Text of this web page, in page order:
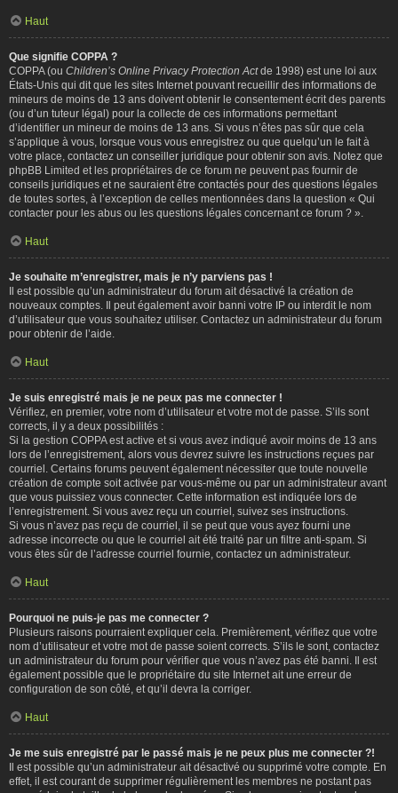
Haut
Que signifie COPPA ?
COPPA (ou Children’s Online Privacy Protection Actde 1998) est une loi aux
États-Unis qui dit que les sites Internet pouvant recueillir des informations de
mineurs de moins de 13 ans doivent obtenir le consentement écrit des parents
(ou d’un tuteur légal) pour la collecte de ces informations permettant
d’identifier un mineur de moins de 13 ans. Si vous n’êtes pas sûr que cela
s’applique à vous, lorsque vous vous enregistrez ou que quelqu’un le fait à
votre place, contactez un conseiller juridique pour obtenir son avis. Notez que
phpBB Limited et les propriétaires de ce forum ne peuvent pas fournir de
conseils juridiques et ne sauraient être contactés pour des questions légales
de toutes sortes, à l’exception de celles mentionnées dans la question « Qui
contacter pour les abus ou les questions légales concernant ce forum ? ».
Haut
Je souhaite m’enregistrer, mais je n’y parviens pas !
Il est possible qu’un administrateur du forum ait désactivé la création de
nouveaux comptes. Il peut également avoir banni votre IP ou interdit le nom
d’utilisateur que vous souhaitez utiliser. Contactez un administrateur du forum
pour obtenir de l’aide.
Haut
Je suis enregistré mais je ne peux pas me connecter !
Vérifiez, en premier, votre nom d’utilisateur et votre mot de passe. S’ils sont
corrects, il y a deux possibilités :
Si la gestion COPPA est active et si vous avez indiqué avoir moins de 13 ans
lors de l’enregistrement, alors vous devrez suivre les instructions reçues par
courriel. Certains forums peuvent également nécessiter que toute nouvelle
création de compte soit activée par vous-même ou par un administrateur avant
que vous puissiez vous connecter. Cette information est indiquée lors de
l’enregistrement. Si vous avez reçu un courriel, suivez ses instructions.
Si vous n’avez pas reçu de courriel, il se peut que vous ayez fourni une
adresse incorrecte ou que le courriel ait été traité par un filtre anti-spam. Si
vous êtes sûr de l’adresse courriel fournie, contactez un administrateur.
Haut
Pourquoi ne puis-je pas me connecter ?
Plusieurs raisons pourraient expliquer cela. Premièrement, vérifiez que votre
nom d’utilisateur et votre mot de passe soient corrects. S’ils le sont, contactez
un administrateur du forum pour vérifier que vous n’avez pas été banni. Il est
également possible que le propriétaire du site Internet ait une erreur de
configuration de son côté, et qu’il devra la corriger.
Haut
Je me suis enregistré par le passé mais je ne peux plus me connecter ?!
Il est possible qu’un administrateur ait désactivé ou supprimé votre compte. En
effet, il est courant de supprimer régulièrement les membres ne postant pas